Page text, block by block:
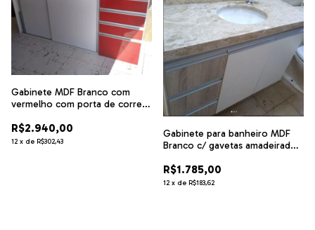
Gabinete MDF Branco com
vermelho com porta de correr
R$2.940,00
12 x de R$302,43
Gabinete para banheiro MDF
Branco c/ gavetas amadeirado
R$1.785,00
12 x de R$183,62